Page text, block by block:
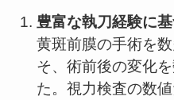
豊富な執刀経験に
黄斑前膜の手術を
そ、術前後の変化
た。視力検査の数